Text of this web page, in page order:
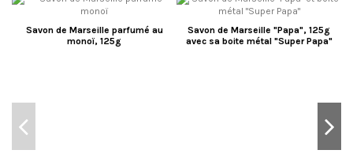
Savon de Marseille parfumé au
monoï, 125g
Savon de Marseille "Papa", 125g
avec sa boite métal "Super Papa"